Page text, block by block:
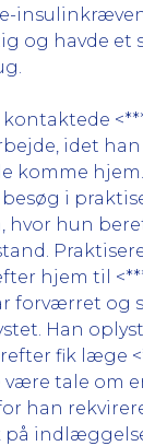
og havde et
kontaktede
idet
komme
besøg i
hvor hun
hjem til
forværret og
Han
fik læge
være tale om
han